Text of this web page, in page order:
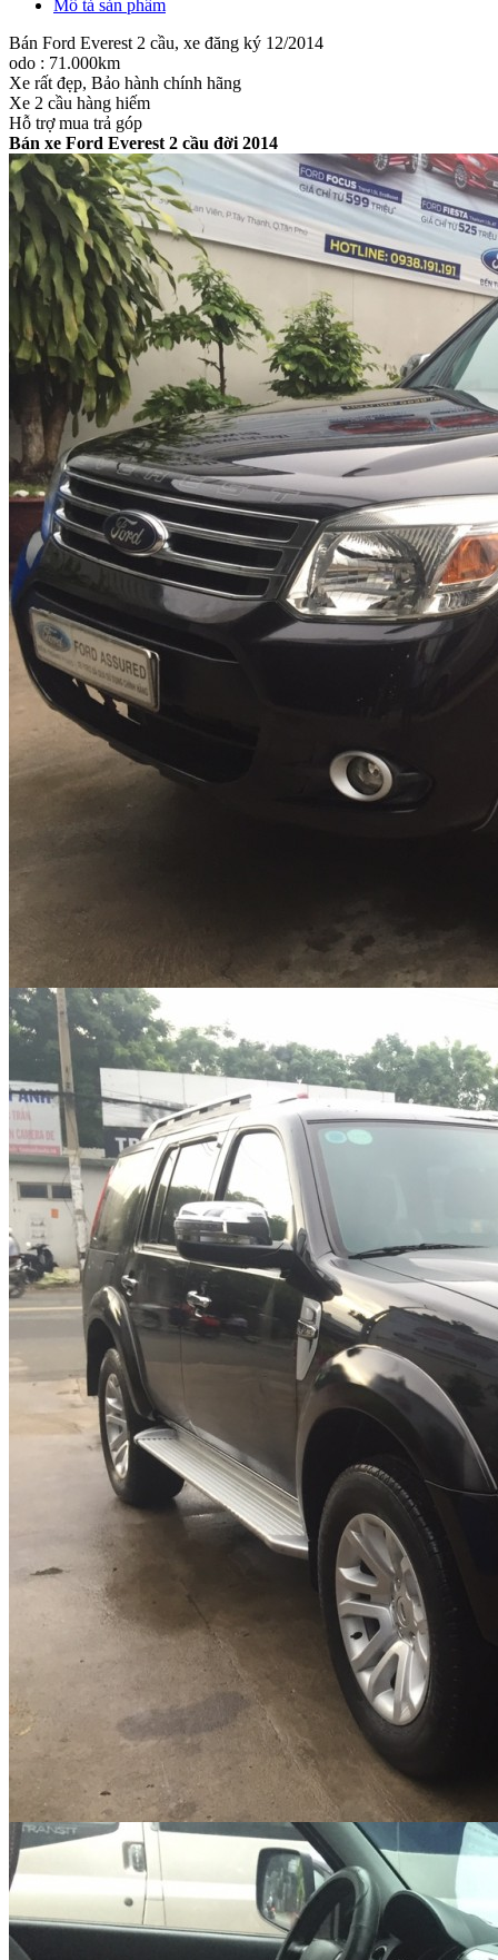
Mô tả sản phẩm
Bán Ford Everest 2 cầu, xe đăng ký 12/2014
odo : 71.000km
Xe rất đẹp, Bảo hành chính hãng
Xe 2 cầu hàng hiếm
Hỗ trợ mua trả góp
Bán xe Ford Everest 2 cầu đời 2014